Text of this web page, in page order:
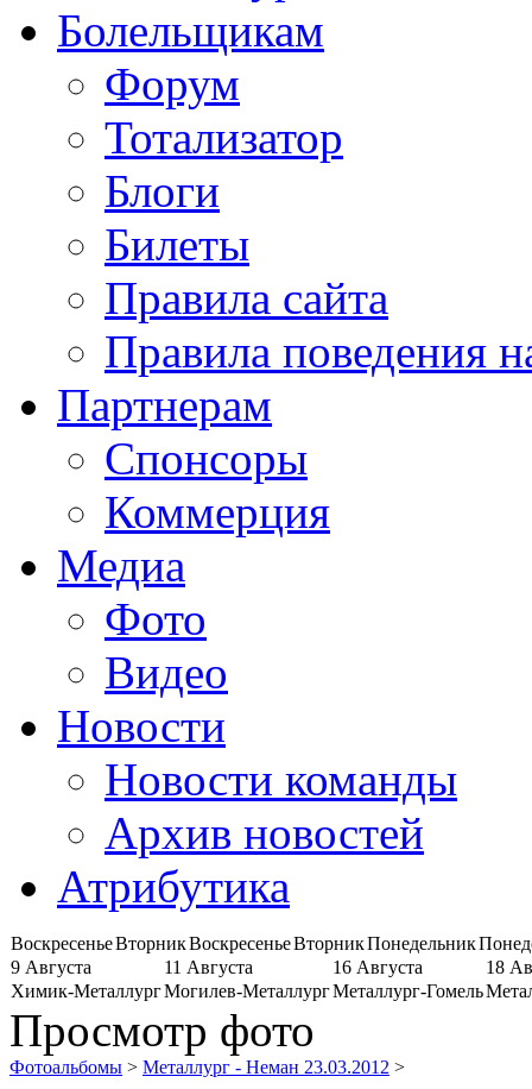
Болельщикам
Форум
Тотализатор
Блоги
Билеты
Правила сайта
Правила поведения
Партнерам
Спонсоры
Коммерция
Медиа
Фото
Видео
Новости
Новости команды
Архив новостей
Атрибутика
ВоскресеньеВторникВоскресеньеВторникПонедельник
9 Августа
11 Августа 16 Августа
18
Химик-МеталлургМогилев-МеталлургМеталлург-Гомель
Просмотр фото
Фотоальбомы > Металлург - Неман 23.03.2012 >